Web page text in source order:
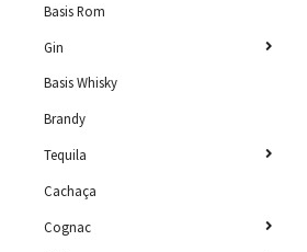
Basis Rom
Gin
Basis Whisky
Brandy
Tequila
Cachaça
Cognac